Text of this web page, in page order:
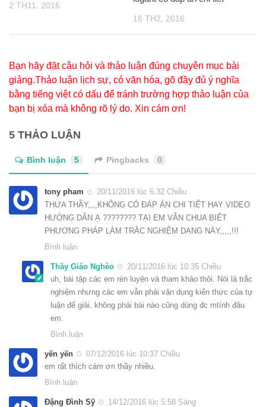
2 TH11, 2016
16 TH2, 2016
Bạn hãy đặt câu hỏi và thảo luận đúng chuyên mục bài
giảng.Thảo luận lịch sự, có văn hóa, gõ đầy đủ ý nghĩa
bằng tiếng việt có dấu để tránh trường hợp thảo luận của
bạn bị xóa mà không rõ lý do. Xin cám ơn!
5 THẢO LUẬN
Bình luận 5 Pingbacks 0
tony pham
20/11/2016 lúc 6:32 Chiều
THƯA THẦY,,,,KHÔNG CÓ ĐÁP ÁN CHI TIẾT HAY VIDEO
HƯỚNG DẨN Ạ ???????? TẠI EM VẪN CHUA BIẾT
PHƯƠNG PHÁP LÀM TRẮC NGHIỆM DẠNG NÀY,,,,,!!!
Bình luận
Thầy Giáo Nghèo
20/11/2016 lúc 10:35 Chiều
uh, bài tập các em rèn luyện và tham khảo thôi. Nói là trắc
nghiệm nhưng các em vẫn phải vận dụng kiến thức của tự
luận để giải. không phải bài nào cũng dùng đc mtính đâu
em.
Bình luận
yến yến
07/12/2016 lúc 10:37 Chiều
em rất thích cám ơn thầy nhiều.
Bình luận
Đặng Đình Sỹ
14/12/2016 lúc 5:58 Sáng